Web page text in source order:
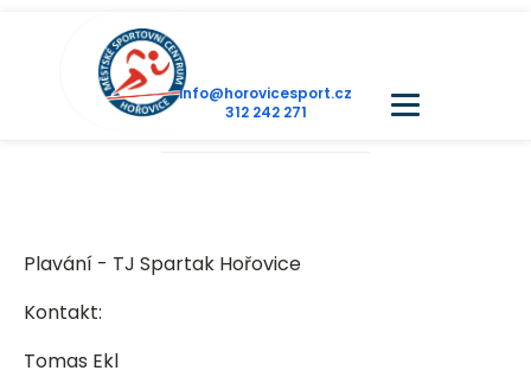
info@horovicesport.cz
312 242 271
Plavání - TJ Spartak Hořovice
Kontakt:
Tomas Ekl